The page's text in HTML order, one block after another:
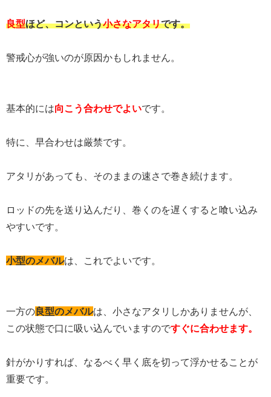
良型ほど、コンという小さなアタリです。
警戒心が強いのが原因かもしれません。
基本的には向こう合わせでよいです。
特に、早合わせは厳禁です。
アタリがあっても、そのままの速さで巻き続けます。
ロッドの先を送り込んだり、巻くのを遅くすると喰い込み
やすいです。
小型のメバルは、これでよいです。
一方の 良型のメバルは、小さなアタリしかありませんが、
この状態で口に吸い込んでいますのですぐに合わせます。
針がかりすれば、なるべく早く底を切って浮かせることが
重要です。